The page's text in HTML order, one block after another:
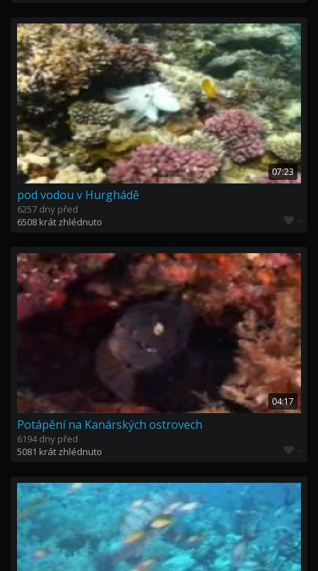
07:23
pod vodou v Hurghádě
6257 dny před
6508 krát zhlédnuto
-
04:17
Potápění na Kanárských ostrovech
6194 dny před
5081 krát zhlédnuto
-